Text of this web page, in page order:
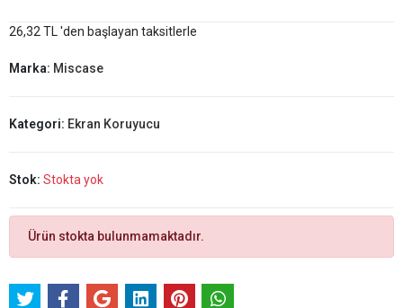
26,32 TL 'den başlayan taksitlerle
Marka: Miscase
Kategori: Ekran Koruyucu
Stok: Stokta yok
Ürün stokta bulunmamaktadır.